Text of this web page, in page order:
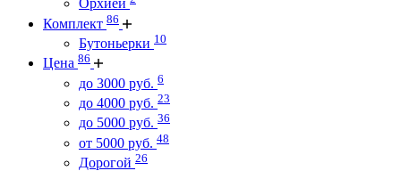
Орхиеи
Комплект 86
Бутоньерки 10
Цена 86
до 3000 руб. 6
до 4000 руб. 23
до 5000 руб. 36
от 5000 руб. 48
Дорогой 26